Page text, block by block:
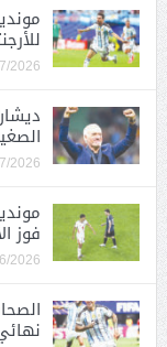
2026
2026
فوز
2026